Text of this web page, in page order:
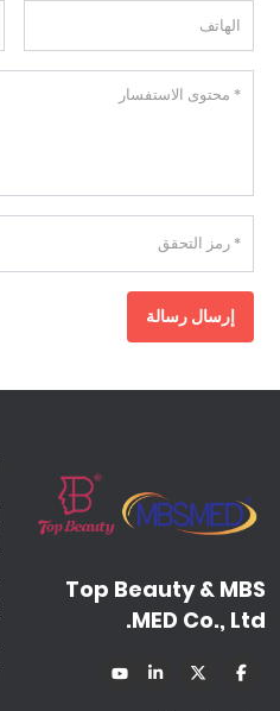
إرسال رسالة
Top Beauty & MBS
MED Co., Ltd.